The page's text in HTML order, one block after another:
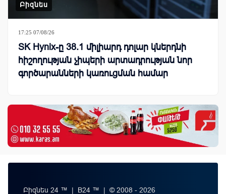
Բիզնես
17:25 07/08/26
SK Hynix-ը 38.1 միլիարդ դոլար կներդնի
հիշողության չիպերի արտադրության նոր
գործարանների կառուցման համար
Բիզնես 24 ™ | B24 ™ | © 2008 - 2026